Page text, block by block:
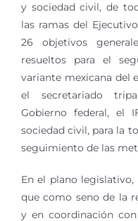
y sociedad civil, de
las ramas del
26 objetivos
resueltos para el
variante mexicana del
el secretariado
Gobierno federal, el
sociedad civil, para la
seguimiento de las
En el plano legislativo,
que como seno de la
y en coordinación